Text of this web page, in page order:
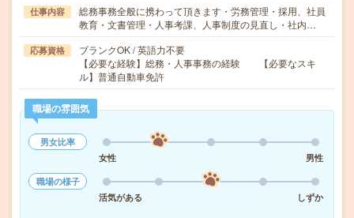
仕事内容
総務事務全般に携わって頂きます・労務管理・採用、社員
教育・文書管理・人事考課、人事制度の見直し・社内…
応募資格
ブランクOK / 英語力不要
【必要な経験】総務・人事事務の経験 【必要なスキ
ル】普通自動車免許
職場の雰囲気
男女比率
女性
男性
職場の様子
活気がある
しずか